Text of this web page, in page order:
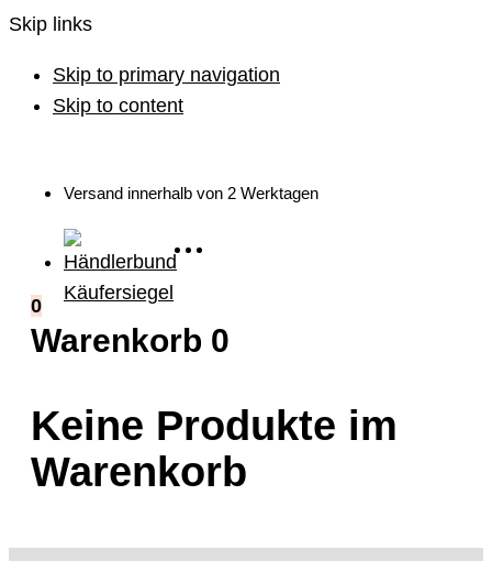
Skip links
Skip to primary navigation
Skip to content
Versand innerhalb von 2 Werktagen
0
Warenkorb 0
Keine Produkte im
Warenkorb